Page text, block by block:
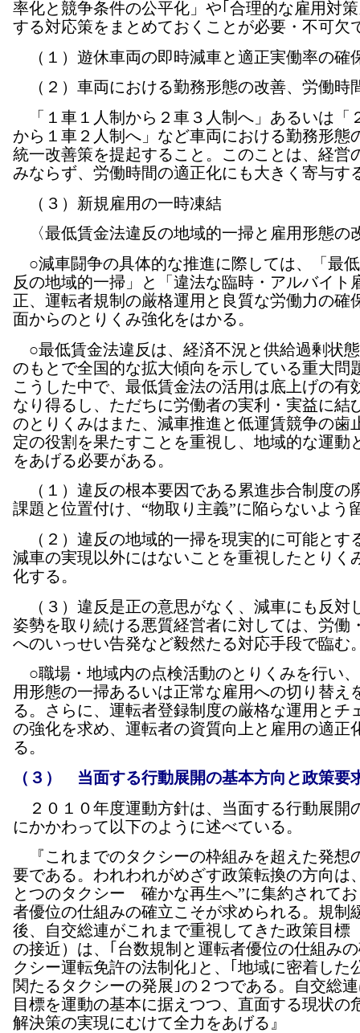
率化と競争条件の公平化」や｢合理的な雇用対
する対応策をまとめておくことが必要・不可欠
（１）遊休車両の即時減車と適正実働率の確
（２）車両における勤務形態の改善、労働時
「１車１人制から２車３人制へ」あるいは「
から１車２人制へ」など車両における勤務形態
統一改善策を提起すること。このことは、経営
みならず、労働時間の適正化にも大きく寄与す
（３）新規雇用の一時凍結
〈最低賃金法違反の地域的一掃と雇用形態の
○減車闘争の具体的な推進に際しては、「最
反の地域的一掃」と「違法な臨時・アルバイト
正、運転者規制の厳格運用と良質な労働力の確
面からのとりくみ強化をはかる。
○最低賃金法違反は、経済不況と供給過剰状
のもとで全国的な拡大傾向を示している重大問
こうした中で、最低賃金法の活用は底上げの有
なり得るし、ただちに労働者の実利・実益に結
のとりくみはまた、減車推進と低運賃競争の歯
定の役割を果たすことを重視し、地域的な運動
をあげる必要がある。
（１）違反の根本要因である累進歩合制度の
課題と位置付け、“物取り主義”に陥らないよう
（２）違反の地域的一掃を現実的に可能とす
減車の実現以外にはないことを重視したとりく
化する。
（３）違反是正の意思がなく、減車にも反対
姿勢を取り続ける悪質経営者に対しては、労働
へのいっせい告発など毅然たる対応手段で臨む
○職場・地域内の点検活動のとりくみを行い
用形態の一掃あるいは正常な雇用への切り替え
る。さらに、運転者登録制度の厳格な運用とチ
の強化を求め、運転者の資質向上と雇用の適正
る。
（３） 当面する行動展開の基本方向と政策要
２０１０年度運動方針は、当面する行動展開
にかかわって以下のように述べている。
『これまでのタクシーの枠組みを超えた発想
要である。われわれがめざす政策転換の方向は
とつのタクシー 確かな再生へ”に集約されて
者優位の仕組みの確立こそが求められる。規制
後、自交総連がこれまで重視してきた政策目標
の接近）は、｢台数規制と運転者優位の仕組み
クシー運転免許の法制化｣と、｢地域に密着した
関たるタクシーの発展｣の２つである。自交総
目標を運動の基本に据えつつ、直面する現状の
解決策の実現にむけて全力をあげる』